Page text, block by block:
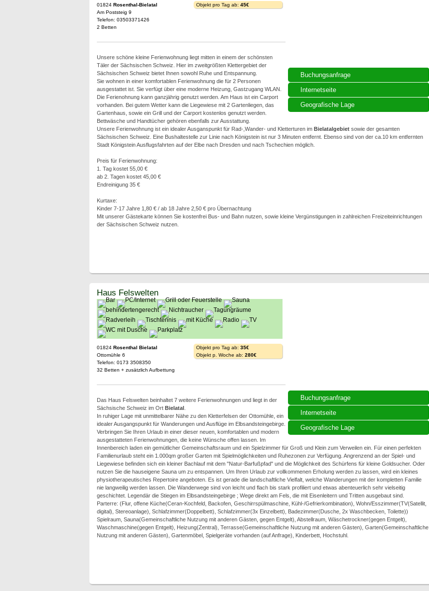
Buchungsanfrage
Internetseite
Geografische Lage
01824 Rosenthal-Bielatal
Am Poststeig 9
Telefon: 03503371426
2 Betten
Objekt pro Tag ab: 45€
Unsere schöne kleine Ferienwohnung liegt mitten in einem der schönsten
Täler der Sächsischen Schweiz. Hier im zweitgrößten Klettergebiet der
Sächsischen Schweiz bietet Ihnen sowohl Ruhe und Entspannung.
Sie wohnen in einer komfortablen Ferienwohnung die für 2 Personen
ausgestattet ist. Sie verfügt über eine moderne Heizung, Gastzugang WLAN.
Die Ferienohnung kann ganzjährig genutzt werden. Am Haus ist ein Carport
vorhanden. Bei gutem Wetter kann die Liegewiese mit 2 Gartenliegen, das
Gartenhaus, sowie ein Grill und der Carport kostenlos genutzt werden.
Bettwäsche und Handtücher gehören ebenfalls zur Ausstattung.
Unsere Ferienwohnung ist ein idealer Ausganspunkt für Rad-,Wander- und Kletterturen im Bielatalgebietsowie der gesamten
Sächsischen Schweiz. Eine Bushaltestelle zur Linie nach Königstein ist nur 3 Minuten entfernt. Ebenso sind von der ca.10 km entfernten
Stadt Königstein Ausflugsfahrten auf der Elbe nach Dresden und nach Tschechien möglich.
Preis für Ferienwohnung:
1. Tag kostet 55,00 €
ab 2. Tagen kostet 45,00 €
Endreinigung 35 €
Kurtaxe:
Kinder 7-17 Jahre 1,80 € / ab 18 Jahre 2,50 € pro Übernachtung
Mit unserer Gästekarte können Sie kostenfrei Bus- und Bahn nutzen, sowie kleine Vergünstigungen in zahlreichen Freizeiteinrichtungen
der Sächsischen Schweiz nutzen.
Buchungsanfrage
Internetseite
Geografische Lage
Haus Felswelten
01824 Rosenthal Bielatal
Ottomühle 6
Telefon: 0173 3508350
32 Betten + zusätzlich Aufbettung
Objekt pro Tag ab: 35€
Objekt p. Woche ab: 280€
Das Haus Felswelten beinhaltet 7 weitere Ferienwohnungen und liegt in der
Sächsische Schweiz im Ort Bielatal.
In ruhiger Lage mit unmittelbarer Nähe zu den Kletterfelsen der Ottomühle, ein
idealer Ausgangspunkt für Wanderungen und Ausflüge im Elbsandsteingebirge.
Verbringen Sie Ihren Urlaub in einer dieser neuen, komfortablen und modern
ausgestatteten Ferienwohnungen, die keine Wünsche offen lassen. Im
Innenbereich laden ein gemütlicher Gemeinschaftsraum und ein Spielzimmer für Groß und Klein zum Verweilen ein. Für einen perfekten
Familienurlaub steht ein 1.000qm großer Garten mit Spielmöglichkeiten und Ruhezonen zur Verfügung. Angrenzend an der Spiel- und
Liegewiese befinden sich ein kleiner Bachlauf mit dem "Natur-Barfußpfad" und die Möglichkeit des Schürfens für kleine Goldsucher. Oder
nutzen Sie die hauseigene Sauna um zu entspannen. Um Ihren Urlaub zur vollkommenen Erholung werden zu lassen, wird ein kleines
physiotherapeutisches Repertoire angeboten. Es ist gerade die landschaftliche Vielfalt, welche Wanderungen mit der kompletten Familie
nie langweilig werden lassen. Die Wanderwege sind von leicht und flach bis stark profiliert und etwas abenteuerlich sehr vielseitig
geschichtet. Legendär die Stiegen im Elbsandsteingebirge ; Wege direkt am Fels, die mit Eisenleitern und Tritten ausgebaut sind.
Parterre: (Flur, offene Küche(Ceran-Kochfeld, Backofen, Geschirrspülmaschine, Kühl-/Gefrierkombination), Wohn/Esszimmer(TV(Satellit,
digital), Stereoanlage), Schlafzimmer(Doppelbett), Schlafzimmer(3x Einzelbett), Badezimmer(Dusche, 2x Waschbecken, Toilette))
Spielraum, Sauna(Gemeinschaftliche Nutzung mit anderen Gästen, gegen Entgelt), Abstellraum, Wäschetrockner(gegen Entgelt),
Waschmaschine(gegen Entgelt), Heizung(Zentral), Terrasse(Gemeinschaftliche Nutzung mit anderen Gästen), Garten(Gemeinschaftliche
Nutzung mit anderen Gästen), Gartenmöbel, Spielgeräte vorhanden (auf Anfrage), Kinderbett, Hochstuhl.